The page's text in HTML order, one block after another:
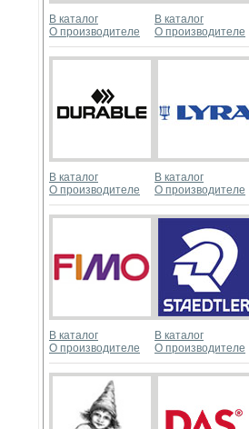
В каталог
О производителе
В каталог
О производителе
В каталог
О производителе
В каталог
О производителе
В каталог
О производителе
В каталог
О производителе